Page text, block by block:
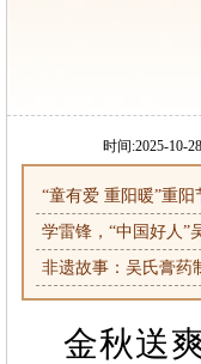
时间:2025-10-
“童有爱 重阳暖”重阳
学雷锋，“中国好人”
非遗故事：吴氏膏
金秋送